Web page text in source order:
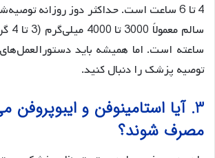
4 تا 6 ساعت است. حداکثر دوز روزانه
ساعته است. اما همیشه باید
توصیه پزشک را دنبال کنید.
3. آیا استامینوفن و ایبوپروفن
مصرف شوند؟